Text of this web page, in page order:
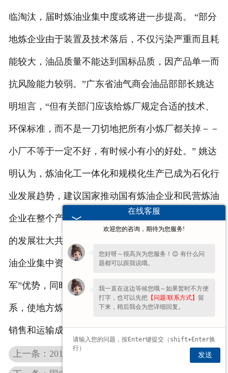
临淘汰，届时炼油业集中度或将进一步提高。 “部分
地炼企业由于装置及技术落后，不仅污染严重而且耗
能较大，油品质量不能达到国标品质，因产品单一而
抗风险能力较弱。”广东省油气商会油品部部长姚达
明坦言，“但有关部门应该给炼厂规定合适的技术、
环保标准，而不是一刀切地把所有小炼厂都关掉－－
小厂不等于一定不好，有时候小有小的好处。” 姚达
明认为，炼油化工一体化和规模化生产已成为石化行
业发展趋势，建议国家推动国有炼油企业和民营炼油
企业在整个产业链上加强战略合作，为中国油气产业
的发展壮大共同出力。同时，地方政府应协助民营炼
油企业集中资源、统一规划、合理布局，形成“集团
军”优势，同时建立和完善地炼成品油储运销售体
系，使地方炼厂的成品油直接供应民营加油站，减少
销售和运输成本。
上一条：2012年石化炼油市场的发展
在线客服
欢迎您的咨询，期待为您服务!
您好呀～很高兴为您服务！😊 有什么问
题都可以跟我说哦。
我一直在这边等候您哦～如果暂时不方便
打字，也可以先把 【问题/联系方式】 留
下来，稍后我会为您详细回复。
发送